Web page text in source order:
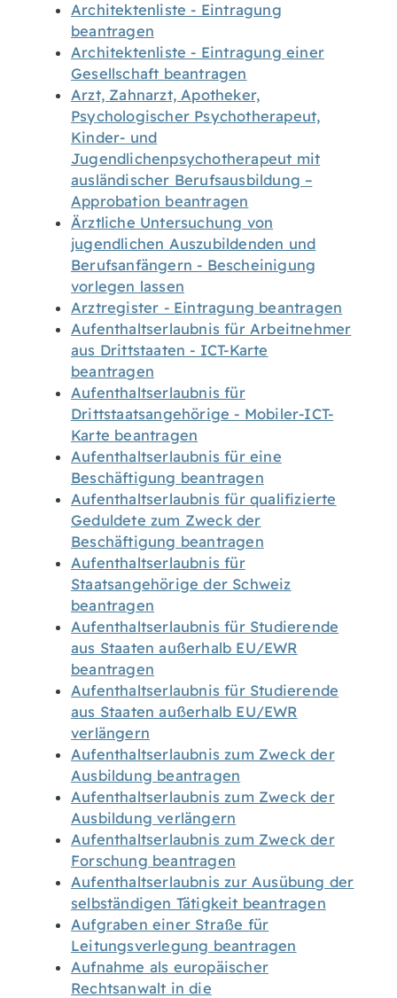
Architektenliste - Eintragung
beantragen
Architektenliste - Eintragung einer
Gesellschaft beantragen
Arzt, Zahnarzt, Apotheker,
Psychologischer Psychotherapeut,
Kinder- und
Jugendlichenpsychotherapeut mit
ausländischer Berufsausbildung –
Approbation beantragen
Ärztliche Untersuchung von
jugendlichen Auszubildenden und
Berufsanfängern - Bescheinigung
vorlegen lassen
Arztregister - Eintragung beantragen
Aufenthaltserlaubnis für Arbeitnehmer
aus Drittstaaten - ICT-Karte
beantragen
Aufenthaltserlaubnis für
Drittstaatsangehörige - Mobiler-ICT-
Karte beantragen
Aufenthaltserlaubnis für eine
Beschäftigung beantragen
Aufenthaltserlaubnis für qualifizierte
Geduldete zum Zweck der
Beschäftigung beantragen
Aufenthaltserlaubnis für
Staatsangehörige der Schweiz
beantragen
Aufenthaltserlaubnis für Studierende
aus Staaten außerhalb EU/EWR
beantragen
Aufenthaltserlaubnis für Studierende
aus Staaten außerhalb EU/EWR
verlängern
Aufenthaltserlaubnis zum Zweck der
Ausbildung beantragen
Aufenthaltserlaubnis zum Zweck der
Ausbildung verlängern
Aufenthaltserlaubnis zum Zweck der
Forschung beantragen
Aufenthaltserlaubnis zur Ausübung der
selbständigen Tätigkeit beantragen
Aufgraben einer Straße für
Leitungsverlegung beantragen
Aufnahme als europäischer
Rechtsanwalt in die